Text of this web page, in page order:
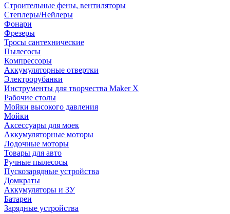
Строительные фены, вентиляторы
Степлеры/Нейлеры
Фонари
Фрезеры
Тросы сантехнические
Пылесосы
Компрессоры
Аккумуляторные отвертки
Электрорубанки
Инструменты для творчества Maker X
Рабочие столы
Мойки высокого давления
Мойки
Аксессуары для моек
Аккумуляторные моторы
Лодочные моторы
Товары для авто
Ручные пылесосы
Пускозарядные устройства
Домкраты
Аккумуляторы и ЗУ
Батареи
Зарядные устройства